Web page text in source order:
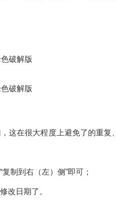
在很大程度上避免了的重复、
制到右（左）侧”即可；
改日期了。